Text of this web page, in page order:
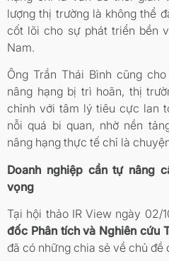
lượng thị trường là không thể
cốt lõi cho sự phát triển bền
Nam.
Ông Trần Thái Bình cũng
nâng hạng bị trì hoãn, thị
chỉnh với tâm lý tiêu cực lan
nỗi quá bi quan, nhờ nền
nâng hạng thực tế chỉ là
Doanh nghiệp cần tự nâng
vọng
Tại hội thảo IR View ngày 02/
đốc Phân tích và Nghiên cứu
đã có những chia sẻ về chủ đề